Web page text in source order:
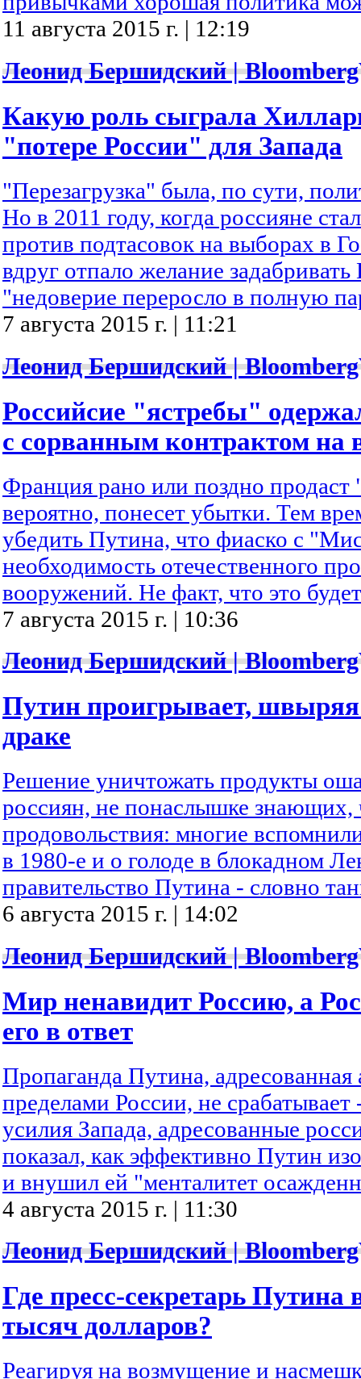
11 августа 2015 г. | 12:19
Леонид Бершидский |
Какую роль сыграла
"потере России" для Запада
"Перезагрузка" была, по сути,
Но в 2011 году, когда россияне
против подтасовок на выборах в
вдруг отпало желание
"недоверие переросло в полную
7 августа 2015 г. | 11:21
Леонид Бершидский |
Российсие "ястребы"
с сорванным контрактом на
Франция рано или поздно
вероятно, понесет убытки. Тем
убедить Путина, что фиаско с
необходимость отечественного
вооружений. Не факт, что это
7 августа 2015 г. | 10:36
Леонид Бершидский |
Путин проигрывает, швыряя
драке
Решение уничтожать продукты
россиян, не понаслышке знающих,
продовольствия: многие
в 1980-е и о голоде в блокадном
правительство Путина - словно
6 августа 2015 г. | 14:02
Леонид Бершидский |
Мир ненавидит Россию, а
его в ответ
Пропаганда Путина, адресованная
пределами России, не срабатывает
усилия Запада, адресованные
показал, как эффективно Путин
и внушил ей "менталитет
4 августа 2015 г. | 11:30
Леонид Бершидский |
Где пресс-секретарь Путина
тысяч долларов?
Реагируя на возмущение и